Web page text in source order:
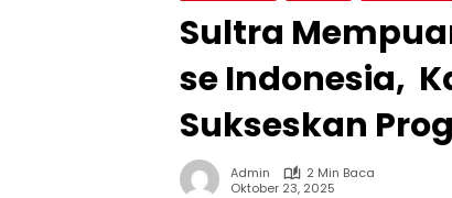
Sultra
se Indonesia,
Sukseskan
Admin
2 Min Baca
Oktober 23, 2025